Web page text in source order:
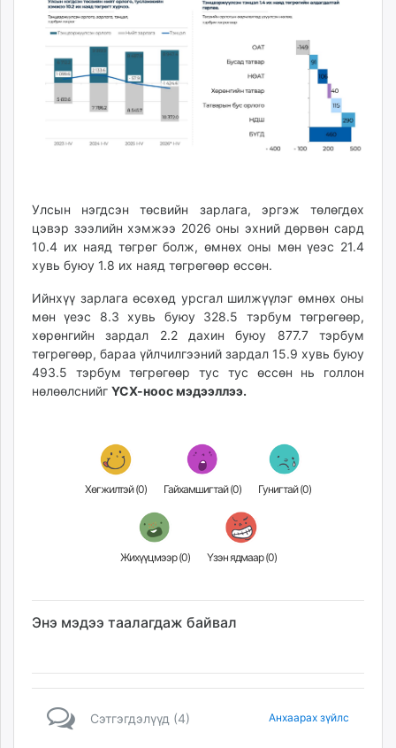
paparazzi.mn
unread.today
Улсын нэгдсэн төсвийн зарлага, эргэж төлөгдөх
цэвэр зээлийн хэмжээ 2026 оны эхний дөрвөн сард
10.4 их наяд төгрөг болж, өмнөх оны мөн үеэс 21.4
хувь буюу 1.8 их наяд төгрөгөөр өссөн.
Ийнхүү зарлага өсөхөд урсгал шилжүүлэг өмнөх оны
мөн үеэс 8.3 хувь буюу 328.5 тэрбум төгрөгөөр,
хөрөнгийн зардал 2.2 дахин буюу 877.7 тэрбум
төгрөгөөр, бараа үйлчилгээний зардал 15.9 хувь буюу
493.5 тэрбум төгрөгөөр тус тус өссөн нь голлон
нөлөөлснийг ҮСХ-ноос мэдээллээ.
Хөгжилтэй (0) Гайхамшигтай (0) Гунигтай (0)
Жихүүцмээр (0) Үзэн ядмаар (0)
Энэ мэдээ таалагдаж байвал
Сэтгэгдэлүүд (4) Анхаарах зүйлс